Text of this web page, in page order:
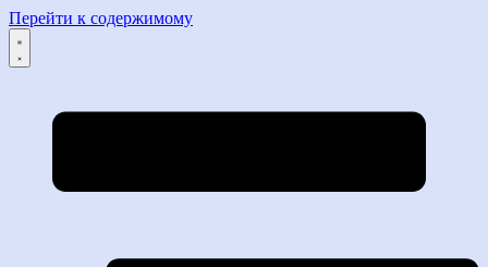
Перейти к содержимому